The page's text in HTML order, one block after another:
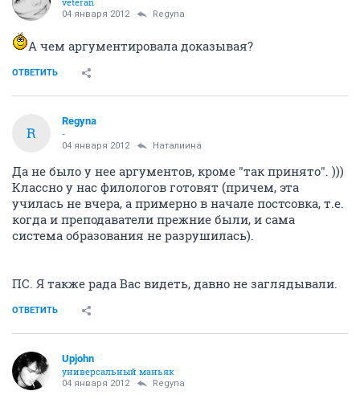
04 января 2012 Regyna
А чем аргументировала доказывая?
ОТВЕТИТЬ
R
Regyna
-
04 января 2012 Наталиина
Да не было у нее аргументов, кроме "так принято". )))
Классно у нас филологов готовят (причем, эта
училась не вчера, а примерно в начале постсовка, т.е.
когда и преподаватели прежние были, и сама
система образования не разрушилась).
ПС. Я также рада Вас видеть, давно не заглядывали.
ОТВЕТИТЬ
Upjohn
универсальный маньяк
04 января 2012 Regyna